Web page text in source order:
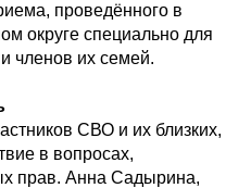
проведённого в
округе специально для
членов их семей.
СВО и их близких,
в вопросах,
прав. Анна Садырина,